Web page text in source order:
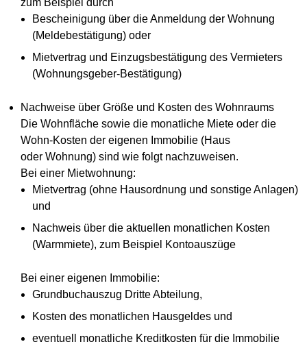
zum Beispiel durch
Bescheinigung über die Anmeldung der Wohnung
(Meldebestätigung) oder
Mietvertrag und Einzugsbestätigung des Vermieters
(Wohnungsgeber-Bestätigung)
Nachweise über Größe und Kosten des Wohnraums
Die Wohnfläche sowie die monatliche Miete oder die
Wohn-Kosten der eigenen Immobilie (Haus
oder Wohnung) sind wie folgt nachzuweisen.
Bei einer Mietwohnung:
Mietvertrag (ohne Hausordnung und sonstige Anlagen)
und
Nachweis über die aktuellen monatlichen Kosten
(Warmmiete), zum Beispiel Kontoauszüge
Bei einer eigenen Immobilie:
Grundbuchauszug Dritte Abteilung,
Kosten des monatlichen Hausgeldes und
eventuell monatliche Kreditkosten für die Immobilie